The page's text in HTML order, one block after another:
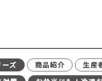
ズ 商品紹介 生産